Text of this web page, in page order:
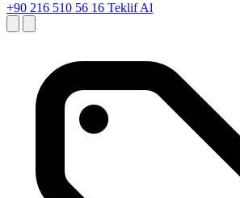
+90 216 510 56 16 Teklif Al